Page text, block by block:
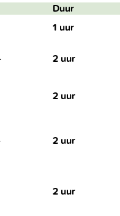
Duur
1 uur
2 uur
2 uur
2 uur
2 uur